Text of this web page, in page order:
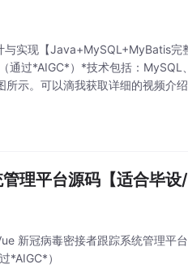
与实现【Java+MySQL+MyBatis完
通过*AIGC*）*技术包括：MySQL
示。可以滴我获取详细的视频介绍
理平台源码【适合毕设
新冠病毒密接者跟踪系统管理平
*AIGC*）